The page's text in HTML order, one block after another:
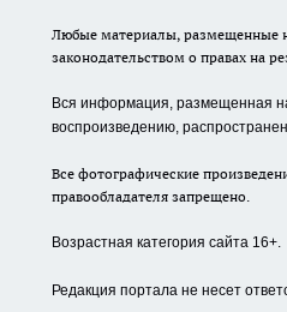
Любые материалы, размещенные
законодательством о правах на
Вся информация, размещенная
воспроизведению,
Все фотографические
правообладателя запрещено.
Возрастная категория сайта 16+.
Редакция портала не несет